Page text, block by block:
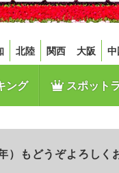
北陸 関西 大阪
ング スポット
もどうぞよろしく